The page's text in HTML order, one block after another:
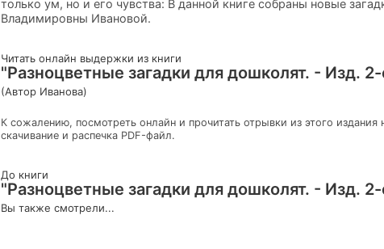
только ум, но и его чувства: В данной книге собраны новые
Владимировны Ивановой.
Читать онлайн выдержки из книги
"Разноцветные загадки для дошколят. - Изд.
(Автор Иванова)
К сожалению, посмотреть онлайн и прочитать отрывки из этого
скачивание и распечка PDF-файл.
До книги
"Разноцветные загадки для дошколят. - Изд.
Вы также смотрели...